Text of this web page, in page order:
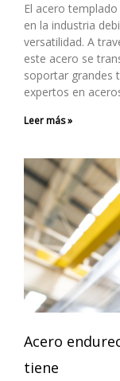
El acero
en la industria
versatilidad. A
este acero se
soportar
expertos en
Leer más »
Acero
tiene